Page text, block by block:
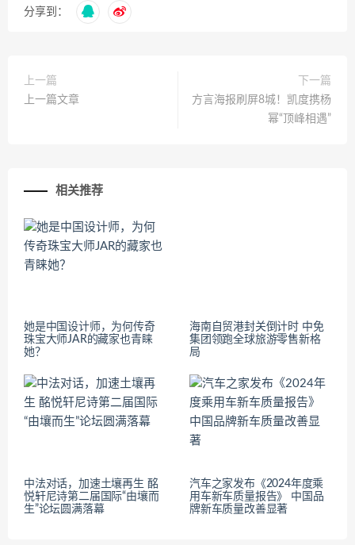
分享到：
上一篇
上一篇文章
下一篇
方言海报刷屏8城！凯度携杨
幂“顶峰相遇”
相关推荐
她是中国设计师，为何传奇
珠宝大师JAR的藏家也青睐
她？
海南自贸港封关倒计时 中免
集团领跑全球旅游零售新格
局
中法对话，加速土壤再生 酩
悦轩尼诗第二届国际“由壤而
生”论坛圆满落幕
汽车之家发布《2024年度乘
用车新车质量报告》 中国品
牌新车质量改善显著